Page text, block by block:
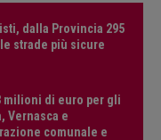
dalla Provincia 295
strade più sicure
milioni di euro per gli
Vernasca e
comunale e